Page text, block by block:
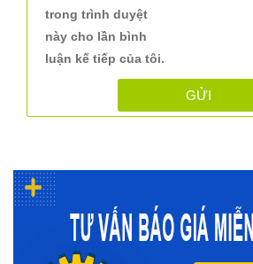
trong trình duyệt
này cho lần bình
luận kế tiếp của tôi.